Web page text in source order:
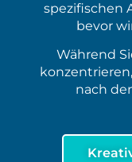
spezifischen
bevor
Während
nach